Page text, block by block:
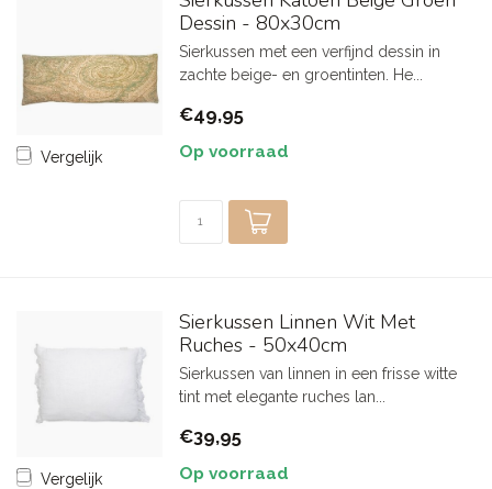
Vergelijk
Dessin - 80x30cm
Sierkussen met een verfijnd dessin in
zachte beige- en groentinten. He...
€49,95
Op voorraad
Vergelijk
Sierkussen Linnen Wit Met
Ruches - 50x40cm
Sierkussen van linnen in een frisse witte
tint met elegante ruches lan...
€39,95
Op voorraad